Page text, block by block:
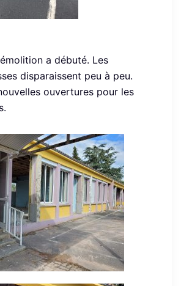
a débuté. Les
disparaissent peu à peu.
ouvertures pour les